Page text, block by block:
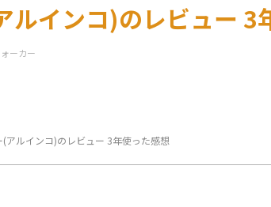
ルインコ)のレビュー 3
ーカー
(アルインコ)のレビュー 3年使った感想